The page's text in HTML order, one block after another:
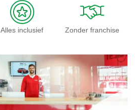
Alles inclusief Zonder franchise